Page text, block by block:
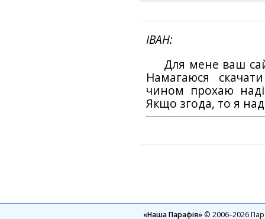
ІВАН
Для мене ваш
Намагаюся
чином прохаю
Якщо згода, то я
«Наша Парафія»© 2006–2026